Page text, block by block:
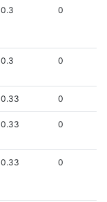
0.3 0
0.3 0
0.33 0
0.33 0
0.33 0